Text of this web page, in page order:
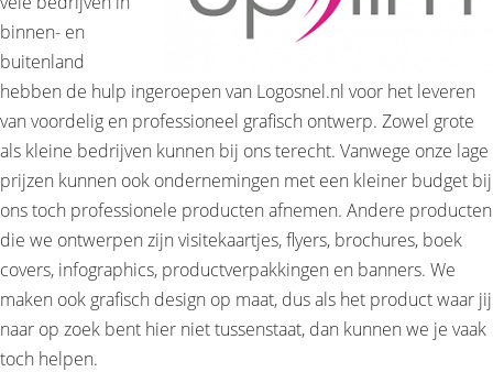
binnen- en
buitenland
hebben de hulp ingeroepen van Logosnel.nl voor het leveren
van voordelig en professioneel grafisch ontwerp. Zowel grote
als kleine bedrijven kunnen bij ons terecht. Vanwege onze lage
prijzen kunnen ook ondernemingen met een kleiner budget bij
ons toch professionele producten afnemen. Andere producten
die we ontwerpen zijn visitekaartjes, flyers, brochures, boek
covers, infographics, productverpakkingen en banners. We
maken ook grafisch design op maat, dus als het product waar jij
naar op zoek bent hier niet tussenstaat, dan kunnen we je vaak
toch helpen.